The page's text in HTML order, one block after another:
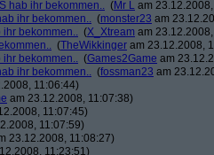
hab ihr bekommen.. (Mr L am
ihr bekommen.. (monster23 am
ihr bekommen.. (X_Xtream am
(TheWikkinger am 23.12.2008,
ihr bekommen.. (Games2Game am
ihr bekommen.. (fossman23 am
11:06:44)
am 23.12.2008, 11:07:38)
11:07:45)
11:07:59)
23.12.2008, 11:08:27)
11:23:51)